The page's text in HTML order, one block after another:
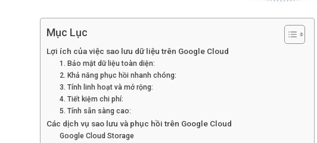
Mục Lục
Lợi ích của việc sao lưu dữ liệu trên Google Cloud
1. Bảo mật dữ liệu toàn diện:
2. Khả năng phục hồi nhanh chóng:
3. Tính linh hoạt và mở rộng:
4. Tiết kiệm chi phí:
5. Tính sẵn sàng cao:
Các dịch vụ sao lưu và phục hồi trên Google Cloud
Google Cloud Storage